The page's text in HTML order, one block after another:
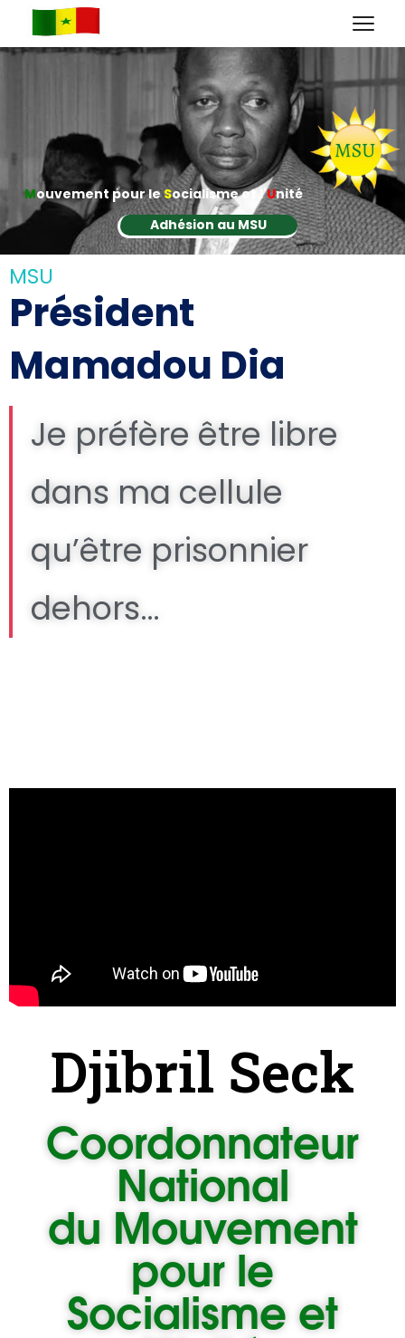
Mouvement pour leSocialisme et l'Unité
Adhésion au MSU
MSU
Président
Mamadou Dia
Je préfère être libre
dans ma cellule
qu’être prisonnier
dehors…
Djibril Seck
Coordonnateur
National
du Mouvement
pour le
Socialisme et